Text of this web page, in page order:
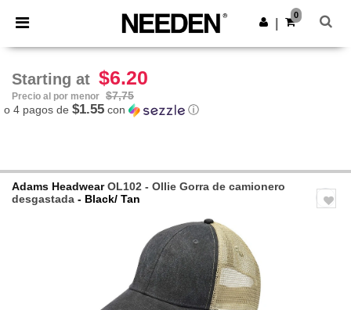
× App de Needen
¡Mejores precios en app!
Descargar app
0
Starting at $6.20
Precio al por menor $7,75
o 4 pagos de $1.55 con ⓘ
Adams HeadwearOL102 - Ollie Gorra de camionero
desgastada - Black/ Tan